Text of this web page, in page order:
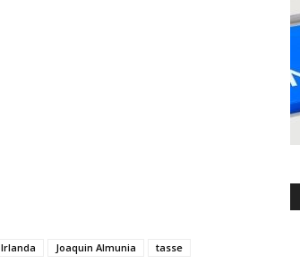
Irlanda Joaquin Almunia tasse